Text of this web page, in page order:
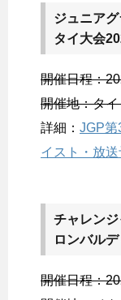
ジュニア
タイ大会
開催日程：
開催地：タ
詳細： JGP第
イスト・放送
チャレンジ
ロンバル
開催日程：